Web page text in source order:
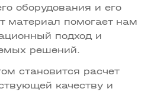
оборудования и его
материал помогает нам
подход и
решений.
становится расчет
качеству и